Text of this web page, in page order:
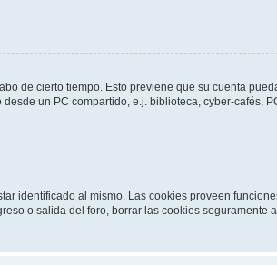
de cierto tiempo. Esto previene que su cuenta
un PC compartido, e.j. biblioteca, cyber-cafés,
identificado al mismo. Las cookies proveen
o salida del foro, borrar las cookies seguramente